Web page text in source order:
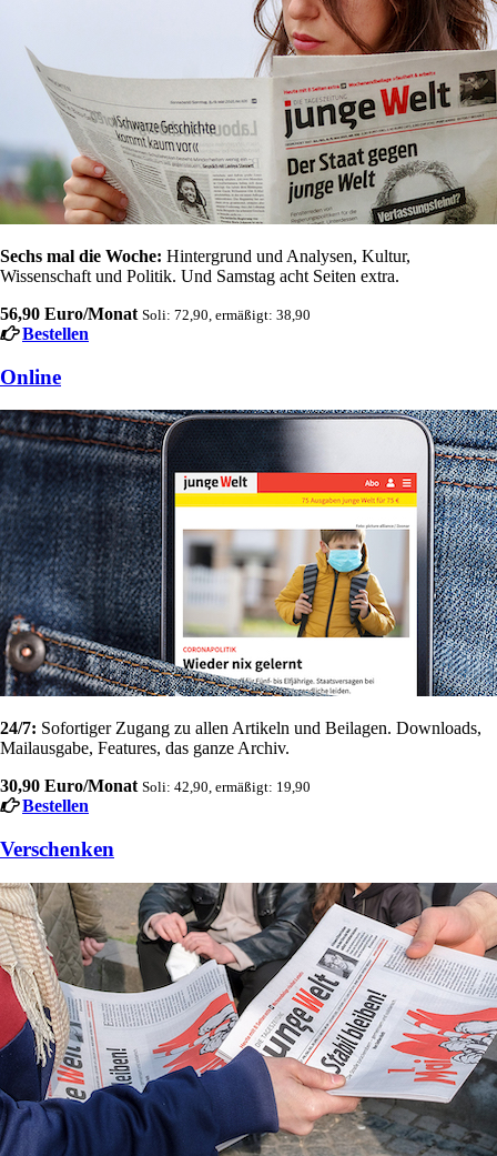
Sechs mal die Woche: Hintergrund und Analysen, Kultur,
Wissenschaft und Politik. Und Samstag acht Seiten extra.
56,90 Euro/Monat Soli: 72,90, ermäßigt: 38,90
Bestellen
Online
24/7: Sofortiger Zugang zu allen Artikeln und Beilagen. Downloads,
Mailausgabe, Features, das ganze Archiv.
30,90 Euro/Monat Soli: 42,90, ermäßigt: 19,90
Bestellen
Verschenken